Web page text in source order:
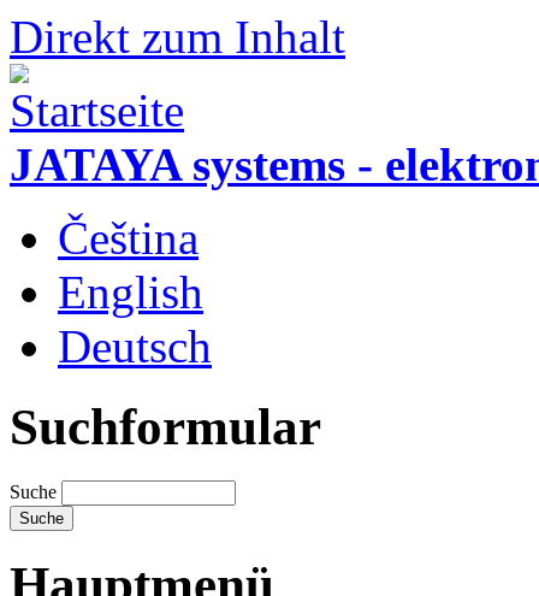
Direkt zum Inhalt
JATAYA systems -
Čeština
English
Deutsch
Suchformular
Suche
Hauptmenü